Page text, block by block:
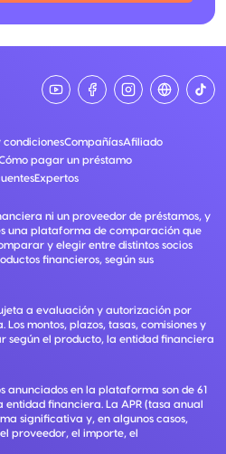
condicionesCompañíasAfiliado
pagar un préstamo
Expertos
ni un proveedor de préstamos, y
una plataforma de comparación que
y elegir entre distintos socios
financieros, según sus
a evaluación y autorización por
montos, plazos, tasas, comisiones y
según el producto, la entidad financiera
anunciados en la plataforma son de 61
entidad financiera. La APR (tasa anual
significativa y, en algunos casos,
proveedor, el importe, el